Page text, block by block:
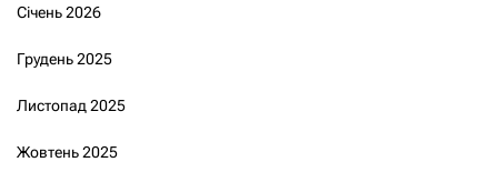
Січень 2026
Грудень 2025
Листопад 2025
Жовтень 2025